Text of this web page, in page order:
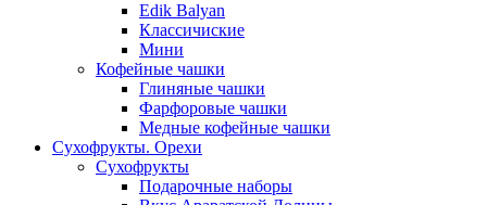
Edik Balyan
Классичиские
Мини
Кофейные чашки
Глиняные чашки
Фарфоровые чашки
Медные кофейные чашки
Сухофрукты. Орехи
Сухофрукты
Подарочные наборы